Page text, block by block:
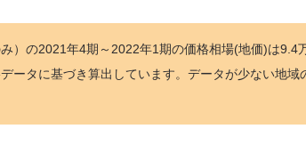
）の2021年4期～2022年1期の価格相場(地価)は
ータに基づき算出しています。データが少ない地